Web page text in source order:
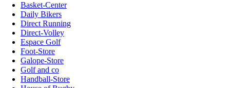
Basket-Center
Daily Bikers
Direct Running
Direct-Volley
Espace Golf
Foot-Store
Galope-Store
Golf and co
Handball-Store